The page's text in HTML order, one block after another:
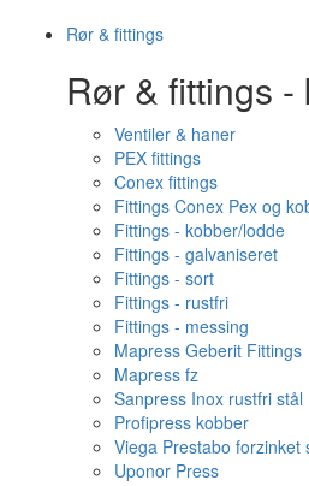
Rør & fittings
Rør & fittings
Ventiler & haner
PEX fittings
Conex fittings
Fittings Conex Pex og
Fittings - kobber/lodde
Fittings - galvaniseret
Fittings - sort
Fittings - rustfri
Fittings - messing
Mapress Geberit Fittings
Mapress fz
Sanpress Inox rustfri stål
Profipress kobber
Viega Prestabo forzinket
Uponor Press